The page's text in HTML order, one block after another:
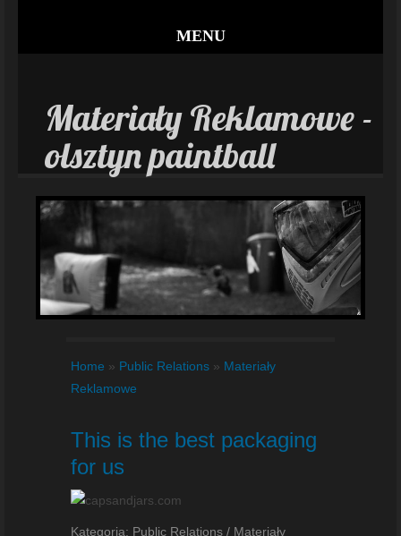
MENU
Materiały Reklamowe -
olsztyn paintball
Home » Public Relations » Materiały
Reklamowe
This is the best packaging
for us
Kategoria: Public Relations / Materiały